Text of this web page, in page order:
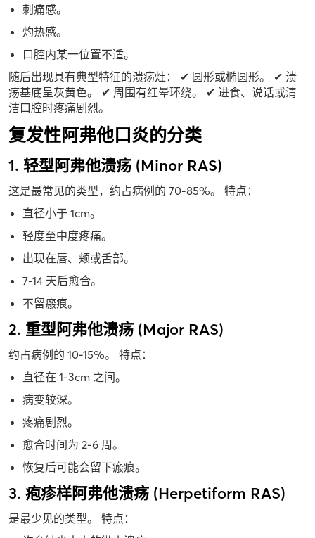
刺痛感。
灼热感。
口腔内某一位置不适。
随后出现具有典型特征的溃疡灶： ✔ 圆形或椭圆形。 ✔ 溃
疡基底呈灰黄色。 ✔ 周围有红晕环绕。 ✔ 进食、说话或清
洁口腔时疼痛剧烈。
复发性阿弗他口炎的分类
1. 轻型阿弗他溃疡 (Minor RAS)
这是最常见的类型，约占病例的 70-85%。 特点：
直径小于 1cm。
轻度至中度疼痛。
出现在唇、颊或舌部。
7-14 天后愈合。
不留瘢痕。
2. 重型阿弗他溃疡 (Major RAS)
约占病例的 10-15%。 特点：
直径在 1-3cm 之间。
病变较深。
疼痛剧烈。
愈合时间为 2-6 周。
恢复后可能会留下瘢痕。
3. 疱疹样阿弗他溃疡 (Herpetiform RAS)
是最少见的类型。 特点：